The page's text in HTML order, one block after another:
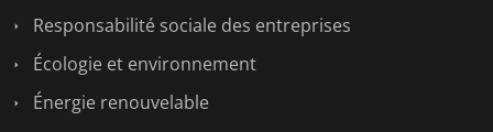
Responsabilité sociale des entreprises
Écologie et environnement
Énergie renouvelable